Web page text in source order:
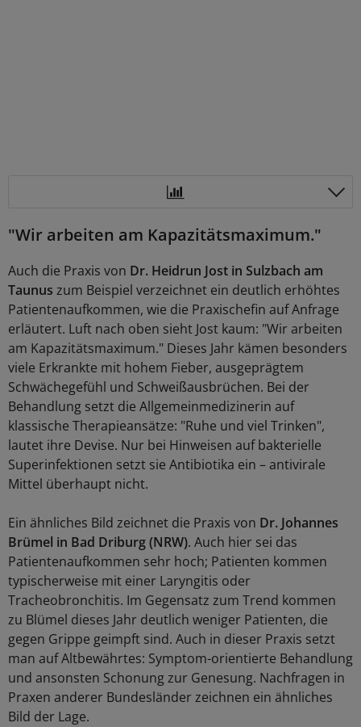
"Wir arbeiten am Kapazitätsmaximum."
Auch die Praxis von Dr. Heidrun Jost in Sulzbach am
Taunus zum Beispiel verzeichnet ein deutlich erhöhtes
Patientenaufkommen, wie die Praxischefin auf Anfrage
erläutert. Luft nach oben sieht Jost kaum: "Wir arbeiten
am Kapazitätsmaximum." Dieses Jahr kämen besonders
viele Erkrankte mit hohem Fieber, ausgeprägtem
Schwächegefühl und Schweißausbrüchen. Bei der
Behandlung setzt die Allgemeinmedizinerin auf
klassische Therapieansätze: "Ruhe und viel Trinken",
lautet ihre Devise. Nur bei Hinweisen auf bakterielle
Superinfektionen setzt sie Antibiotika ein – antivirale
Mittel überhaupt nicht.
Ein ähnliches Bild zeichnet die Praxis von Dr. Johannes
Brümel in Bad Driburg (NRW). Auch hier sei das
Patientenaufkommen sehr hoch; Patienten kommen
typischerweise mit einer Laryngitis oder
Tracheobronchitis. Im Gegensatz zum Trend kommen
zu Blümel dieses Jahr deutlich weniger Patienten, die
gegen Grippe geimpft sind. Auch in dieser Praxis setzt
man auf Altbewährtes: Symptom-orientierte Behandlung
und ansonsten Schonung zur Genesung. Nachfragen in
Praxen anderer Bundesländer zeichnen ein ähnliches
Bild der Lage.